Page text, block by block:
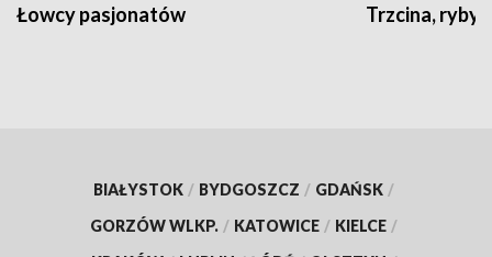
Łowcy pasjonatów Trzcina, ryby
BIAŁYSTOK / BYDGOSZCZ / GDAŃSK /
GORZÓW WLKP. / KATOWICE / KIELCE /